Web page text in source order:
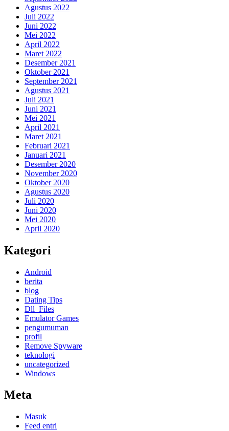
Agustus 2022
Juli 2022
Juni 2022
Mei 2022
April 2022
Maret 2022
Desember 2021
Oktober 2021
September 2021
Agustus 2021
Juli 2021
Juni 2021
Mei 2021
April 2021
Maret 2021
Februari 2021
Januari 2021
Desember 2020
November 2020
Oktober 2020
Agustus 2020
Juli 2020
Juni 2020
Mei 2020
April 2020
Kategori
Android
berita
blog
Dating Tips
Dll_Files
Emulator Games
pengumuman
profil
Remove Spyware
teknologi
uncategorized
Windows
Meta
Masuk
Feed entri